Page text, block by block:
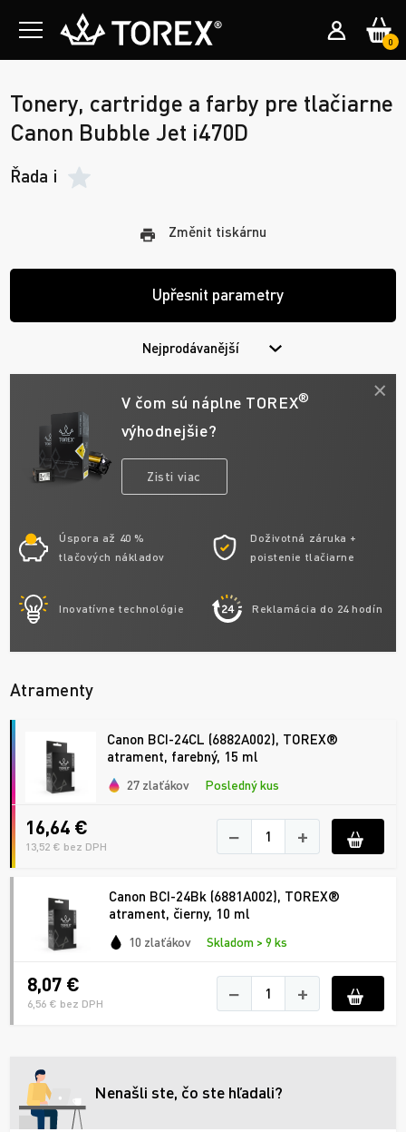
0
Tonery, cartridge a farby pre tlačiarne
Canon Bubble Jet i470D
Řada i
Změnit tiskárnu
Upřesnit parametry
Nejprodávanější
V čom sú náplne TOREX®
výhodnejšie?
Zisti viac
Úspora až 40 %
tlačových nákladov
Doživotná záruka +
poistenie tlačiarne
Inovatívne technológie Reklamácia do 24 hodín
Atramenty
Canon BCI-24CL (6882A002), TOREX®
atrament, farebný, 15 ml
27 zlaťákov Posledný kus
16,64 €
13,52 € bez DPH − +
Canon BCI-24Bk (6881A002), TOREX®
atrament, čierny, 10 ml
10 zlaťákov Skladom > 9 ks
8,07 €
6,56 € bez DPH − +
Nenašli ste, čo ste hľadali?